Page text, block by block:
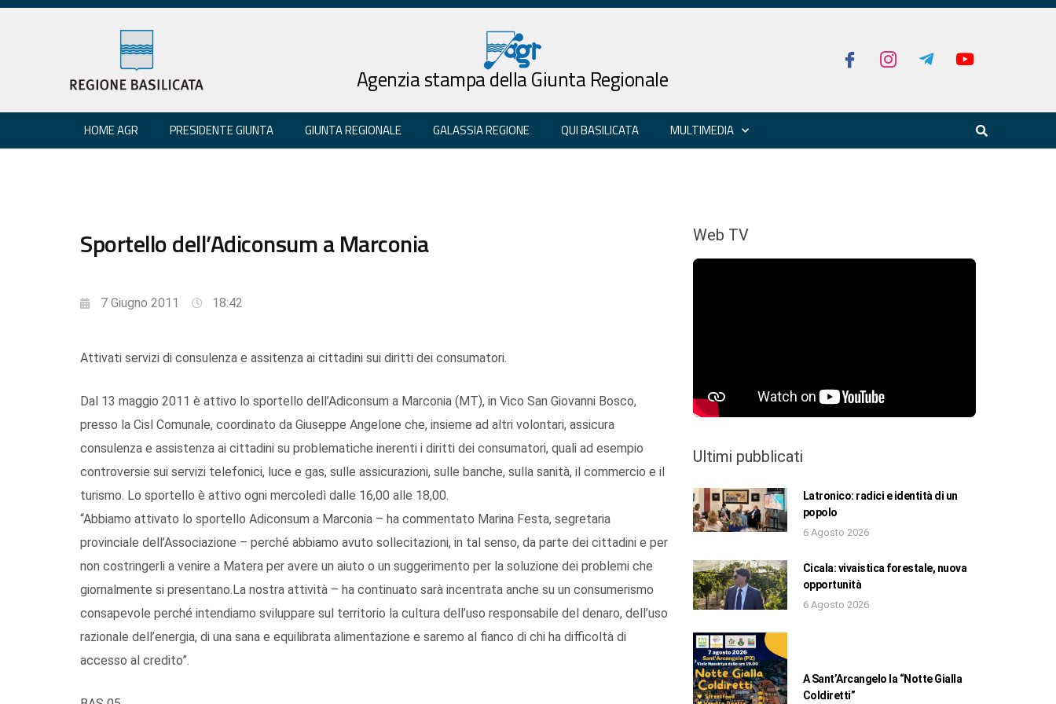
Agenzia stampa della Giunta Regionale
HOME AGR PRESIDENTE GIUNTA GIUNTA REGIONALE GALASSIA REGIONE QUI BASILICATA MULTIMEDIA
Sportello dell’Adiconsum a Marconia
7 Giugno 2011 18:42
Attivati servizi di consulenza e assitenza ai cittadini sui diritti dei consumatori.
Dal 13 maggio 2011 è attivo lo sportello dell’Adiconsum a Marconia (MT), in Vico San Giovanni Bosco,
presso la Cisl Comunale, coordinato da Giuseppe Angelone che, insieme ad altri volontari, assicura
consulenza e assistenza ai cittadini su problematiche inerenti i diritti dei consumatori, quali ad esempio
controversie sui servizi telefonici, luce e gas, sulle assicurazioni, sulle banche, sulla sanità, il commercio e il
turismo. Lo sportello è attivo ogni mercoledì dalle 16,00 alle 18,00.
“Abbiamo attivato lo sportello Adiconsum a Marconia – ha commentato Marina Festa, segretaria
provinciale dell’Associazione – perché abbiamo avuto sollecitazioni, in tal senso, da parte dei cittadini e per
non costringerli a venire a Matera per avere un aiuto o un suggerimento per la soluzione dei problemi che
giornalmente si presentano.La nostra attività – ha continuato sarà incentrata anche su un consumerismo
consapevole perché intendiamo sviluppare sul territorio la cultura dell’uso responsabile del denaro, dell’uso
razionale dell’energia, di una sana e equilibrata alimentazione e saremo al fianco di chi ha difficoltà di
accesso al credito”.
Web TV
Ultimi pubblicati
Latronico: radici e identità di un
popolo
6 Agosto 2026
Cicala: vivaistica forestale, nuova
opportunità
6 Agosto 2026
A Sant’Arcangelo la “Notte Gialla
Coldiretti”